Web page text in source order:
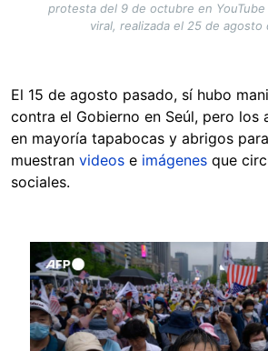
protesta del 9 de octubre en
viral, realizada el 25 de agosto
El 15 de agosto pasado, sí hubo
contra el Gobierno en Seúl, pero los
en mayoría tapabocas y abrigos
muestran videos e imágenes que
sociales.
Image